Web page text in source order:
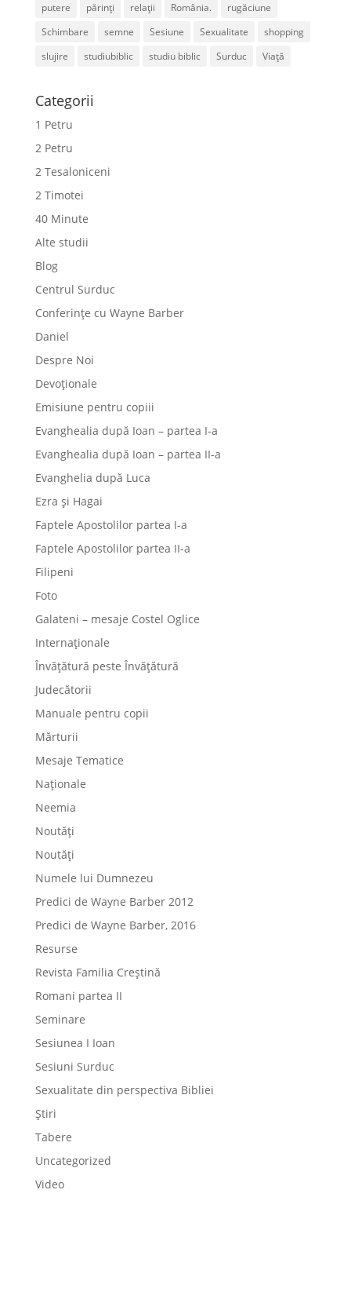
putere
părinți relații România.
rugăciune
Schimbare
semne Sesiune Sexualitate
shopping
slujire
studiubiblic studiu biblic Surduc Viață
Categorii
1 Petru
2 Petru
2 Tesaloniceni
2 Timotei
40 Minute
Alte studii
Blog
Centrul Surduc
Conferințe cu Wayne Barber
Daniel
Despre Noi
Devoționale
Emisiune pentru copiii
Evanghealia după Ioan – partea I-a
Evanghealia după Ioan – partea II-a
Evanghelia după Luca
Ezra și Hagai
Faptele Apostolilor partea I-a
Faptele Apostolilor partea II-a
Filipeni
Foto
Galateni – mesaje Costel Oglice
Internaționale
Învățătură peste Învățătură
Judecătorii
Manuale pentru copii
Mărturii
Mesaje Tematice
Naționale
Neemia
Noutăți
Noutăți
Numele lui Dumnezeu
Predici de Wayne Barber 2012
Predici de Wayne Barber, 2016
Resurse
Revista Familia Creștină
Romani partea II
Seminare
Sesiunea I Ioan
Sesiuni Surduc
Sexualitate din perspectiva Bibliei
Știri
Tabere
Uncategorized
Video